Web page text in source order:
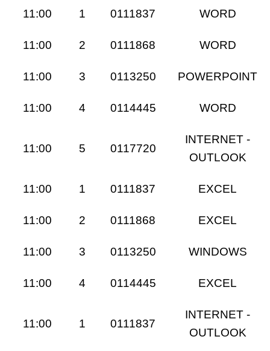
11:00 1 0111837 WORD
11:00 2 0111868 WORD
11:00 3 0113250 POWERPOINT
11:00 4 0114445 WORD
11:00 5 0117720
INTERNET -
OUTLOOK
11:00 1 0111837 EXCEL
11:00 2 0111868 EXCEL
11:00 3 0113250 WINDOWS
11:00 4 0114445 EXCEL
11:00 1 0111837
INTERNET -
OUTLOOK